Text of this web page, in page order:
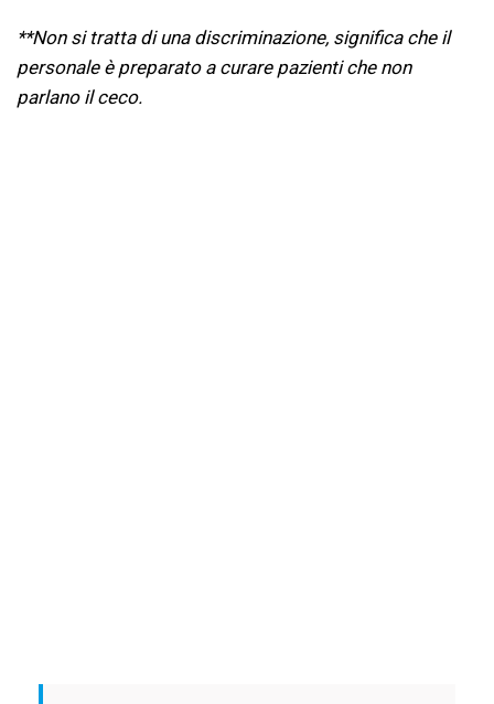
**Non si tratta di una discriminazione, significa che il
personale è preparato a curare pazienti che non
parlano il ceco.